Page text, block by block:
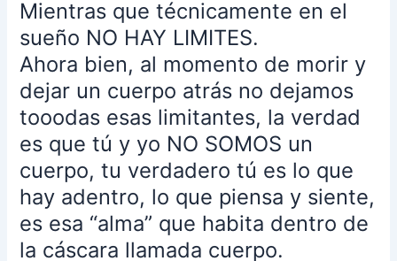
Mientras que técnicamente en el
sueño NO HAY LIMITES.
Ahora bien, al momento de morir y
dejar un cuerpo atrás no dejamos
tooodas esas limitantes, la verdad
es que tú y yo NO SOMOS un
cuerpo, tu verdadero tú es lo que
hay adentro, lo que piensa y siente,
es esa “alma” que habita dentro de
la cáscara llamada cuerpo.
aquello
nos
hace
miserables
en
realidad…
¿Cómo
sé
esto?
Muy